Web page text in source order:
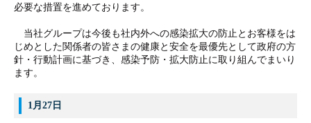
必要な措置を進めております。
当社グループは今後も社内外への感染拡大の防止とお客様をは
じめとした関係者の皆さまの健康と安全を最優先として政府の方
針・行動計画に基づき、感染予防・拡大防止に取り組んでまいり
ます。
1月27日